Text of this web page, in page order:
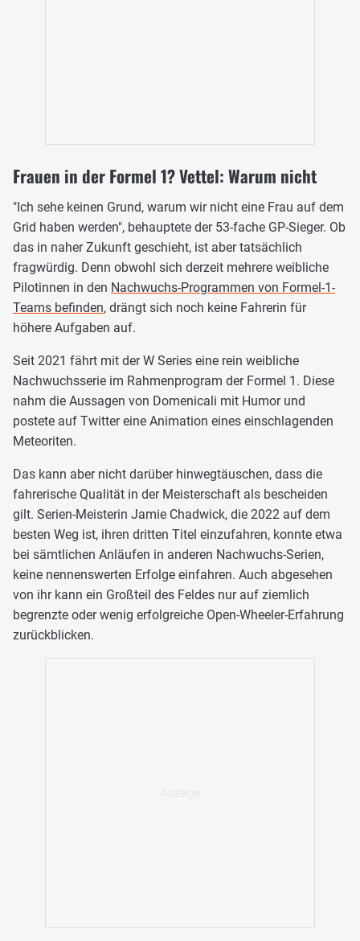
Frauen in der Formel 1? Vettel: Warum nicht
"Ich sehe keinen Grund, warum wir nicht eine Frau auf dem
Grid haben werden", behauptete der 53-fache GP-Sieger. Ob
das in naher Zukunft geschieht, ist aber tatsächlich
fragwürdig. Denn obwohl sich derzeit mehrere weibliche
Pilotinnen in den Nachwuchs-Programmen von Formel-1-
Teams befinden, drängt sich noch keine Fahrerin für
höhere Aufgaben auf.
Seit 2021 fährt mit der W Series eine rein weibliche
Nachwuchsserie im Rahmenprogram der Formel 1. Diese
nahm die Aussagen von Domenicali mit Humor und
postete auf Twitter eine Animation eines einschlagenden
Meteoriten.
Das kann aber nicht darüber hinwegtäuschen, dass die
fahrerische Qualität in der Meisterschaft als bescheiden
gilt. Serien-Meisterin Jamie Chadwick, die 2022 auf dem
besten Weg ist, ihren dritten Titel einzufahren, konnte etwa
bei sämtlichen Anläufen in anderen Nachwuchs-Serien,
keine nennenswerten Erfolge einfahren. Auch abgesehen
von ihr kann ein Großteil des Feldes nur auf ziemlich
begrenzte oder wenig erfolgreiche Open-Wheeler-Erfahrung
zurückblicken.